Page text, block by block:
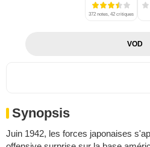
372 notes, 42 critiques
VOD
Synopsis
Juin 1942, les forces japonaises